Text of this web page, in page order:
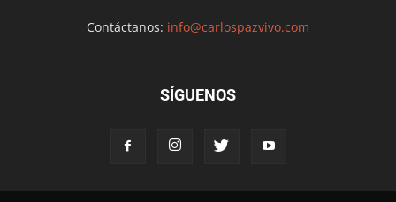
Contáctanos: info@carlospazvivo.com
SÍGUENOS